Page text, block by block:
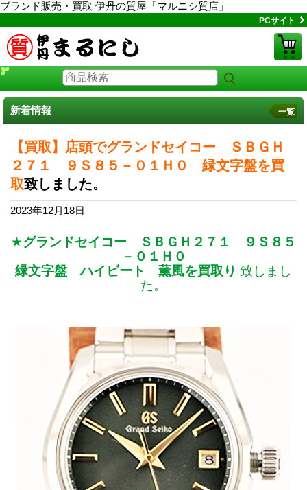
ブランド販売・買取 伊丹の質屋「マルニシ質店」
PCサイト
新着情報 一覧
【買取】店頭でグランドセイコー ＳＢＧＨ
２７１ ９Ｓ８５－０１Ｈ０ 緑文字盤を買
取致しました。
2023年12月18日
★グランドセイコー ＳＢＧＨ２７１ ９Ｓ８５
－０１Ｈ０
緑文字盤 ハイビート 薫風を買取り 致しまし
た。